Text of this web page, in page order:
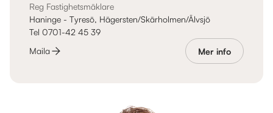
Reg Fastighetsmäklare
Haninge - Tyresö, Hägersten/Skärholmen/Älvsjö
Tel 0701-42 45 39
Maila
Mer info